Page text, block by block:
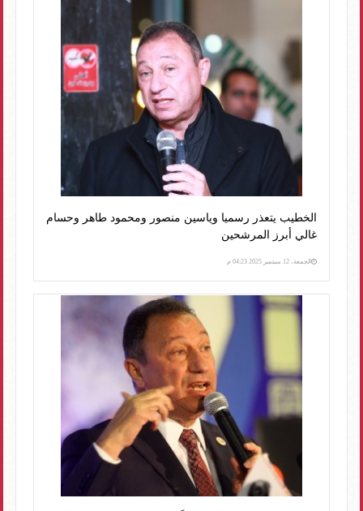
الخطيب يتعذر رسميا وياسين منصور ومحمود طاهر وحسام
غالي أبرز المرشحين
الجمعة، 12 سبتمبر 2025 04:23 م